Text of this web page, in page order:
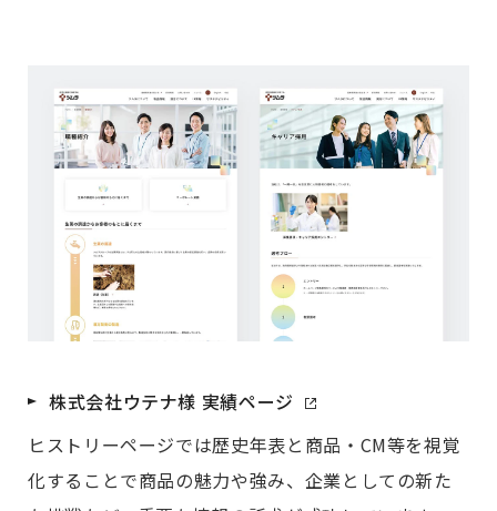
株式会社ウテナ様 実績ページ
ヒストリーページでは歴史年表と商品・CM等を視覚
化することで商品の魅力や強み、企業としての新た